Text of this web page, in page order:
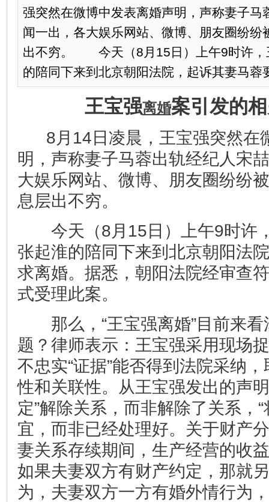
强突然在微博中发表离婚声明，声称妻子马
闻一出，各大娱乐网站、微博、朋友圈纷纷
出不穷。 今天（8月15日）上午9时许，
的陪同下来到北京朝阳法院，起诉其妻马蓉
王宝强离婚案引发的
8月14日凌晨，王宝强突然在
明，声称妻子马蓉出轨经纪人宋
大娱乐网站、微博、朋友圈纷纷
息层出不穷。
今天（8月15日）上午9时许
张起淮的陪同下来到北京朝阳法
求离婚。据悉，朝阳法院经审查
式受理此案。
那么，“王宝强离婚”目前来看
题？ 律师表示：王宝强采用现场
不忠实“证据”能否得到法院采纳，
性和关联性。
从王宝强发出的声
定”解除关系，而非解除了关系，
宜，而非已经处理好。关于财产
妻关系存续期间，生产经营的收
如果夫妻双方有财产约定，那就
为，夫妻双方一方有婚外情行为